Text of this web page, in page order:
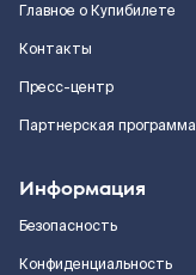
Главное о Купибилете
Контакты
Пресс-центр
Партнерская программа
Информация
Безопасность
Конфиденциальность